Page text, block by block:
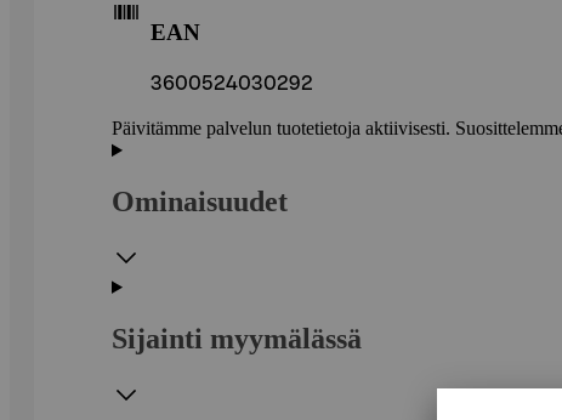
EAN
3600524030292
Päivitämme palvelun tuotetietoja aktiivisesti.
Ominaisuudet
Sijainti myymälässä